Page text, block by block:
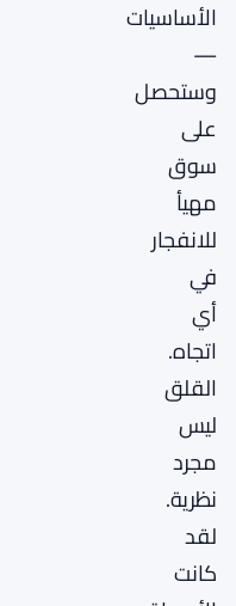
الأساسيات
—
وستحصل
على
سوق
مهيأ
للانفجار
في
أي
اتجاه.
القلق
ليس
مجرد
نظرية.
لقد
كانت